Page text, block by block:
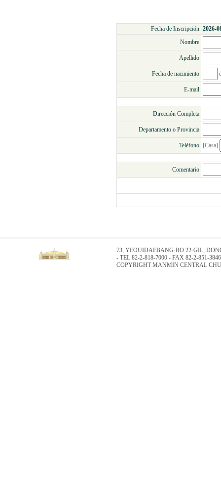
Fecha de Inscripción 2026-
Nombre
Apellido
Fecha de nacimiento
E-mail
Dirección Completa
Departamento o Provincia
Teléfono [Casa]
Comentario
73, YEOUIDAEBANG-RO 22-GIL,
- TEL 82-2-818-7000 - FAX 82-2-851-3846
COPYRIGHT MANMIN CENTRAL